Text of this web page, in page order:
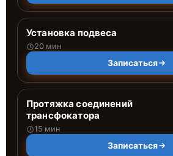
Установка подвеса
20 мин
Записаться
Протяжка соединений
трансфокатора
15 мин
Записаться